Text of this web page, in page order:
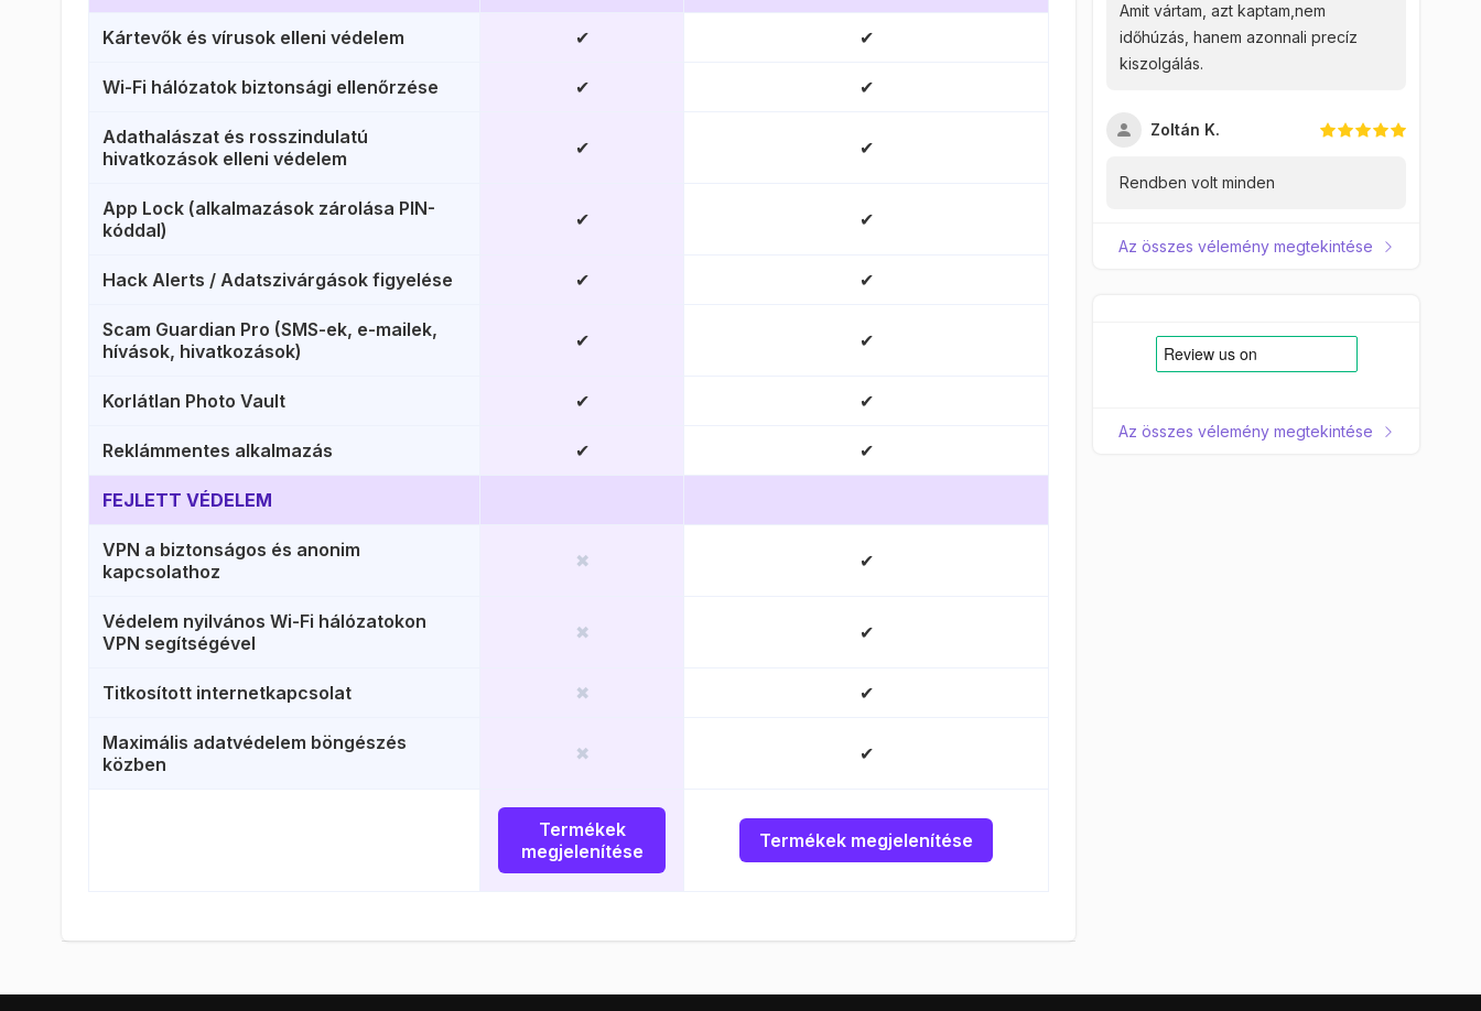
Kártevők és vírusok elleni védelem ✔ ✔
Wi-Fi hálózatok biztonsági ellenőrzése ✔ ✔
Adathalászat és rosszindulatú
hivatkozások elleni védelem
✔ ✔
App Lock (alkalmazások zárolása PIN-
kóddal)
✔ ✔
Hack Alerts / Adatszivárgások figyelése ✔ ✔
Scam Guardian Pro (SMS-ek, e-mailek,
hívások, hivatkozások)
✔ ✔
Korlátlan Photo Vault ✔ ✔
Reklámmentes alkalmazás ✔ ✔
FEJLETT VÉDELEM
VPN a biztonságos és anonim
kapcsolathoz
✖ ✔
Védelem nyilvános Wi-Fi hálózatokon
VPN segítségével
✖ ✔
Titkosított internetkapcsolat ✖ ✔
Maximális adatvédelem böngészés
közben
✖ ✔
Termékek
megjelenítése
Termékek megjelenítése
Amit vártam, azt kaptam,nem
időhúzás, hanem azonnali precíz
kiszolgálás.
Zoltán K.
Rendben volt minden
Az összes vélemény megtekintése
Az összes vélemény megtekintése